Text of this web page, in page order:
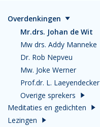
Overdenkingen
Mr.drs. Johan de Wit
Mw drs. Addy Manneke
Dr. Rob Nepveu
Mw. Joke Werner
Prof.dr. L. Laeyendecker
Overige sprekers
Meditaties en gedichten
Lezingen